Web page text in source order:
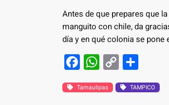
Antes de que prepares que
manguito con chile, da
día y en qué colonia se
F
a
c
W
h
at
C
o
p
h
ar
Tamaulipas TAMPICO